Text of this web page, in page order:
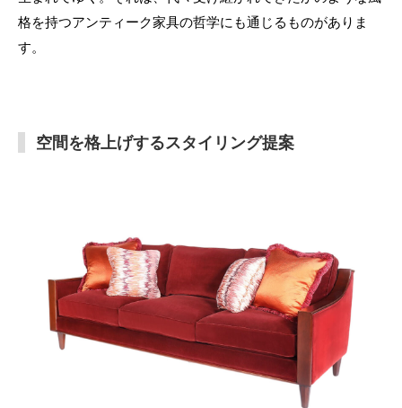
格を持つアンティーク家具の哲学にも通じるものがありま
す。
空間を格上げするスタイリング提案